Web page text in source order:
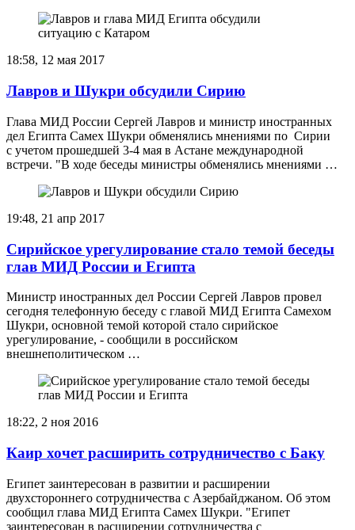
18:58, 12 мая 2017
Лавров и Шукри обсудили Сирию
Глава МИД России Сергей Лавров и министр иностранных
дел Египта Самех Шукри обменялись мнениями по Сирии
с учетом прошедшей 3-4 мая в Астане международной
встречи. "В ходе беседы министры обменялись мнениями …
19:48, 21 апр 2017
Сирийское урегулирование стало темой беседы
глав МИД России и Египта
Министр иностранных дел России Сергей Лавров провел
сегодня телефонную беседу с главой МИД Египта Самехом
Шукри, основной темой которой стало сирийское
урегулирование, - сообщили в российском
внешнеполитическом …
18:22, 2 ноя 2016
Каир хочет расширить сотрудничество с Баку
Египет заинтересован в развитии и расширении
двухстороннего сотрудничества с Азербайджаном. Об этом
сообщил глава МИД Египта Самех Шукри. "Египет
заинтересован в расширении сотрудничества с